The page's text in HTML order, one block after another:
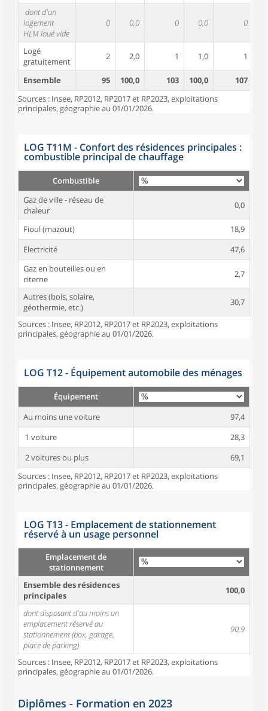
dont d'un
logement
HLM loué vide
0 0,0 0 0,0 0
Logé
gratuitement
2 2,0 1 1,0 1
Ensemble 95 100,0 103 100,0 107
Sources : Insee, RP2012, RP2017 et RP2023, exploitations
principales, géographie au 01/01/2026.
LOG T11M - Confort des résidences principales :
combustible principal de chauffage
Combustible
Gaz de ville - réseau de
chaleur
0,0
Fioul (mazout)
18,9
Electricité
47,6
Gaz en bouteilles ou en
citerne
2,7
Autres (bois, solaire,
géothermie, etc.)
30,7
Sources : Insee, RP2012, RP2017 et RP2023, exploitations
principales, géographie au 01/01/2026.
LOG T12 - Équipement automobile des ménages
Équipement
Au moins une voiture
97,4
1 voiture
28,3
2 voitures ou plus
69,1
Sources : Insee, RP2012, RP2017 et RP2023, exploitations
principales, géographie au 01/01/2026.
LOG T13 - Emplacement de stationnement
réservé à un usage personnel
Emplacement de
stationnement
Ensemble des résidences
principales
100,0
dont disposant d'au moins un
emplacement réservé au
stationnement (box, garage,
place de parking)
90,9
Sources : Insee, RP2012, RP2017 et RP2023, exploitations
principales, géographie au 01/01/2026.
Diplômes - Formation en 2023